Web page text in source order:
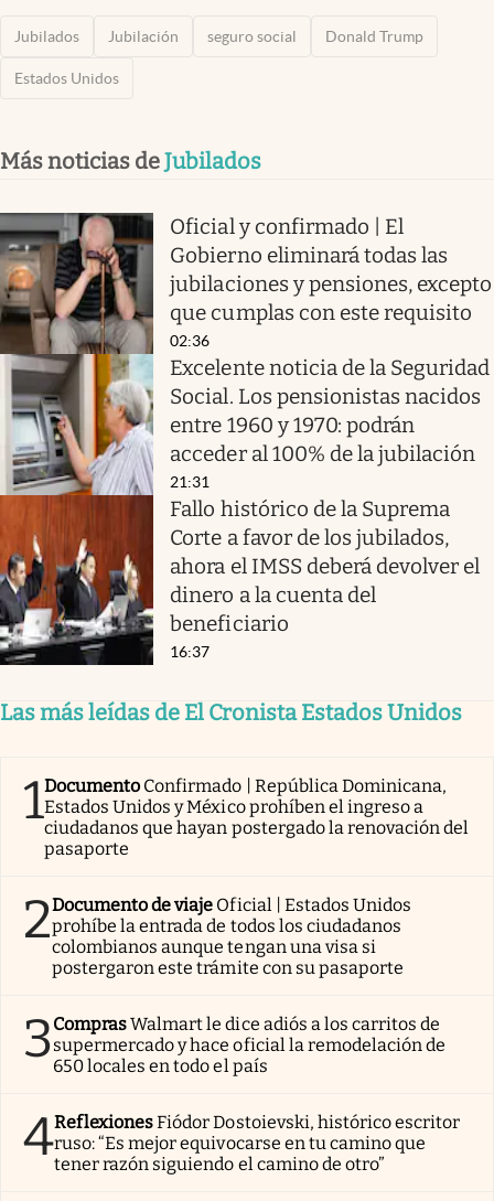
Jubilados Jubilación seguro social Donald Trump
Estados Unidos
Más noticias deJubilados
Oficial y confirmado | El
Gobierno eliminará todas las
jubilaciones y pensiones, excepto
que cumplas con este requisito
02:36
Excelente noticia de la Seguridad
Social. Los pensionistas nacidos
entre 1960 y 1970: podrán
acceder al 100% de la jubilación
21:31
Fallo histórico de la Suprema
Corte a favor de los jubilados,
ahora el IMSS deberá devolver el
dinero a la cuenta del
beneficiario
16:37
Las más leídas de El Cronista Estados Unidos
1Documento Confirmado | República Dominicana,
Estados Unidos y México prohíben el ingreso a
ciudadanos que hayan postergado la renovación del
pasaporte
2Documento de viaje Oficial | Estados Unidos
prohíbe la entrada de todos los ciudadanos
colombianos aunque tengan una visa si
postergaron este trámite con su pasaporte
3ComprasWalmart le dice adiós a los carritos de
supermercado y hace oficial la remodelación de
650 locales en todo el país
4ReflexionesFiódor Dostoievski, histórico escritor
ruso: “Es mejor equivocarse en tu camino que
tener razón siguiendo el camino de otro”